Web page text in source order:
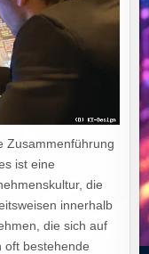
Zusammenführung
ist eine
die
innerhalb
die sich auf
oft bestehende